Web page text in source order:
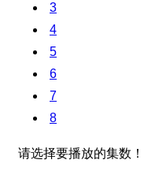
3
4
5
6
7
8
请选择要播放的集数！